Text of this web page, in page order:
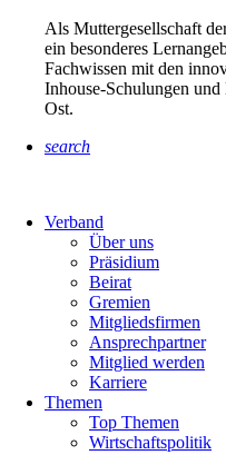
Als Muttergesellschaft
ein besonderes
Fachwissen mit den
Inhouse-Schulungen
Ost.
search
Verband
Über uns
Präsidium
Beirat
Gremien
Mitgliedsfirmen
Ansprechpartner
Mitglied werden
Karriere
Themen
Top Themen
Wirtschaftspolitik